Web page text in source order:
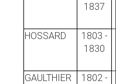
1837
HOSSARD
1803 -
1830
GAULTHIER
1802 -